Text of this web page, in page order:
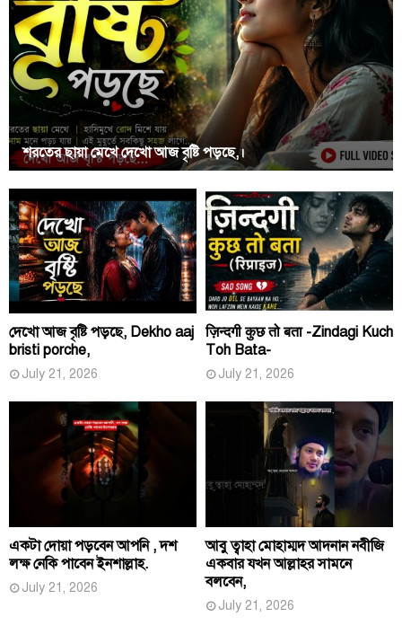
শরতের ছায়া মেখে দেখো আজ বৃষ্টি পড়ছে,।
দেখো আজ বৃষ্টি পড়ছে, Dekho aaj
bristi porche,
July 21, 2026
ज़िन्दगी कुछ तो बता -Zindagi Kuch
Toh Bata-
July 21, 2026
একটা দোয়া পড়বেন আপনি , দশ
লক্ষ নেকি পাবেন ইনশাল্লাহ.
July 21, 2026
আবু ত্বাহা মোহাম্মদ আদনান নবীজি
একবার যখন আল্লাহর সামনে
বলবেন,
July 21, 2026